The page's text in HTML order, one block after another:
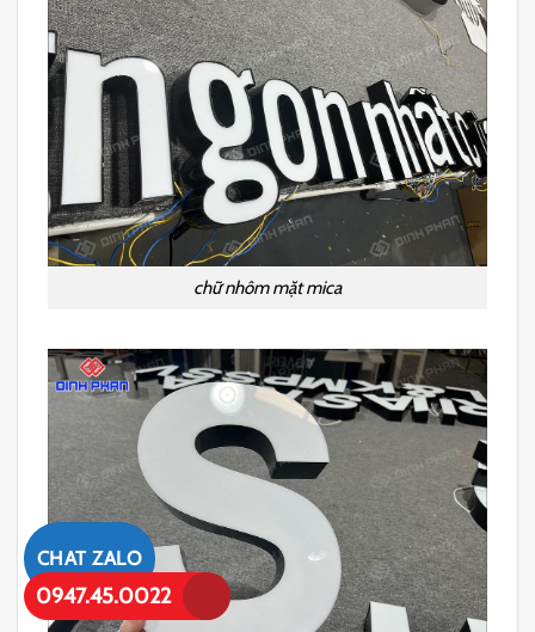
chữ nhôm mặt mica
CHAT ZALO
0947.45.0022